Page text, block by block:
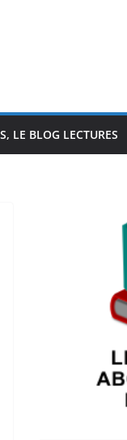
LE BLOG LECTURES